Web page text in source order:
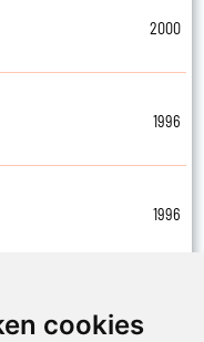
cookies
2000
1996
1996